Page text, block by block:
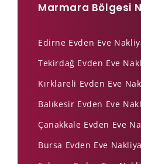
Marmara Bölgesi
Edirne Evden Eve
Tekirdağ Evden Eve
Kırklareli Evden Eve
Balıkesir Evden Eve
Çanakkale Evden Eve
Bursa Evden Eve